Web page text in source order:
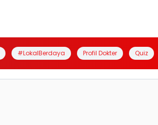
#LokalBerdaya Profil Dokter Quiz